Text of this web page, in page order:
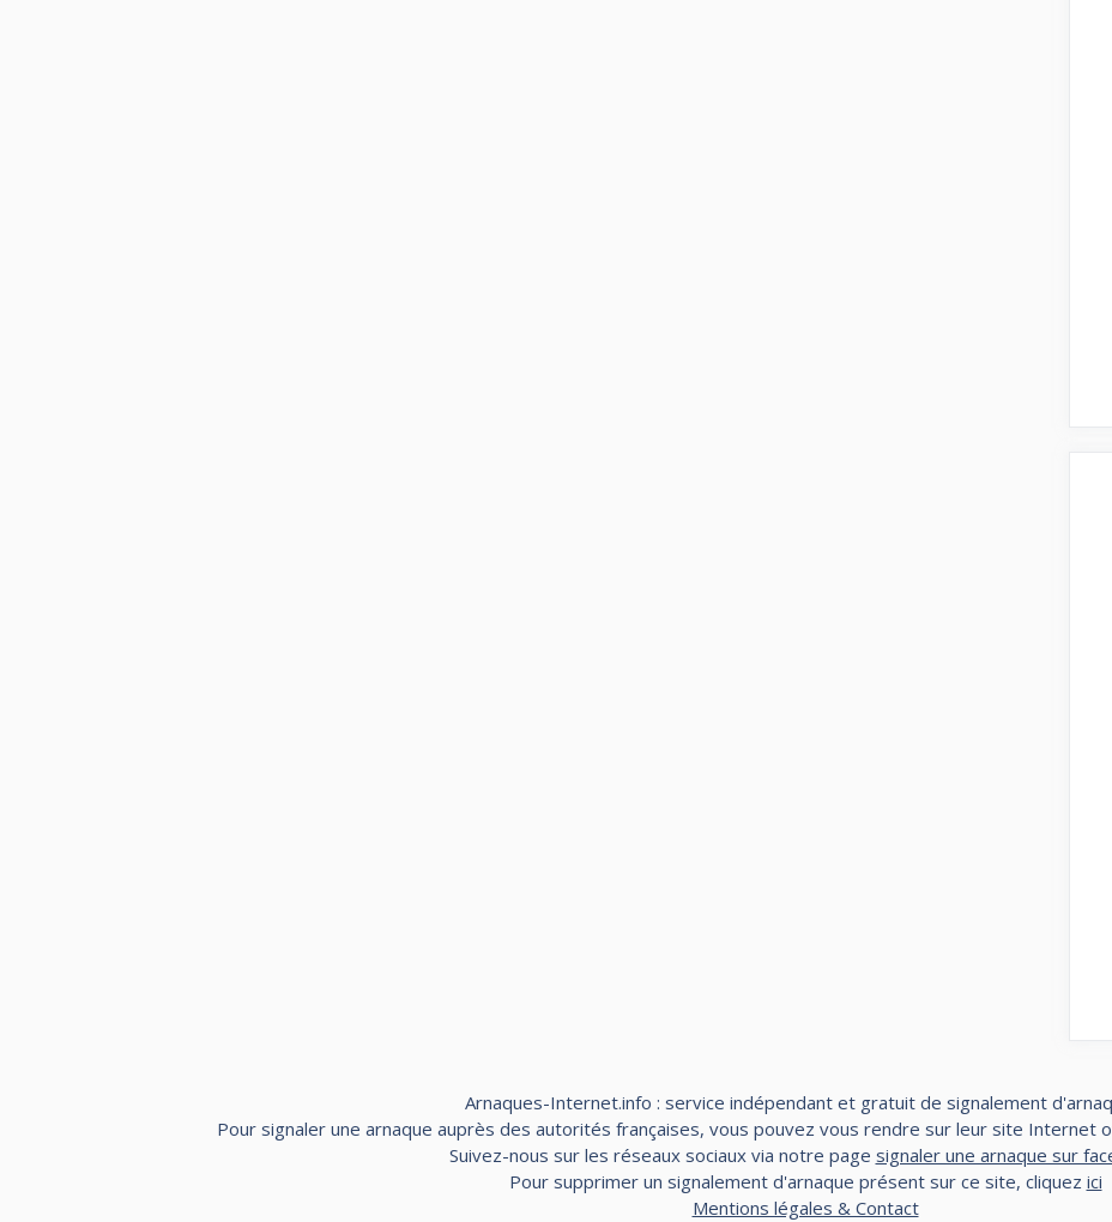
Arnaques-Internet.info : service indépendant et gratuit de signalement
Pour signaler une arnaque auprès des autorités françaises, vous pouvez vous rendre sur leur site Internet
Suivez-nous sur les réseaux sociaux via notre page signaler une arnaque sur
Pour supprimer un signalement d'arnaque présent sur ce site, cliquez ici
Mentions légales & Contact